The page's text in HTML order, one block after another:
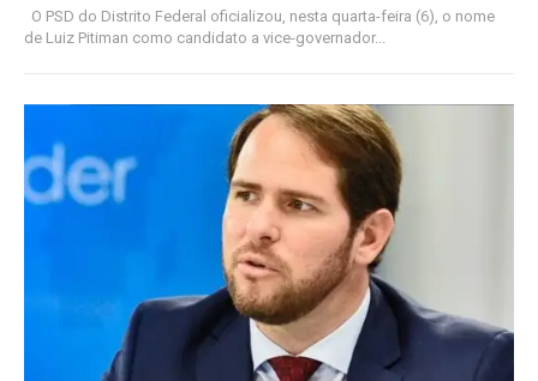
de Luiz Pitiman como candidato a vice-governador...